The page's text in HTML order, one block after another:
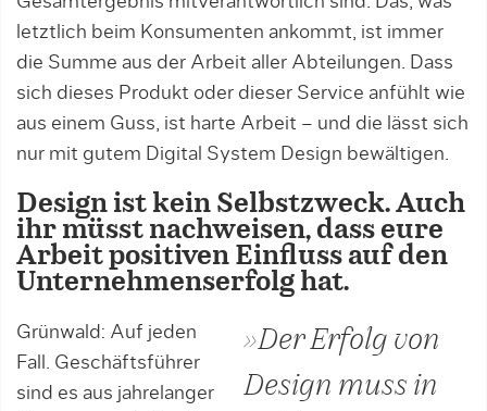
letztlich beim Konsumenten ankommt, ist immer
die Summe aus der Arbeit aller Abteilungen. Dass
sich dieses Produkt oder dieser Service anfühlt wie
aus einem Guss, ist harte Arbeit – und die lässt sich
nur mit gutem Digital System Design bewältigen.
Design ist kein Selbstzweck. Auch
ihr müsst nachweisen, dass eure
Arbeit positiven Einfluss auf den
Unternehmenserfolg hat.
»Der Erfolg von
Design muss in
Grünwald: Auf jeden
Fall. Geschäftsführer
sind es aus jahrelanger